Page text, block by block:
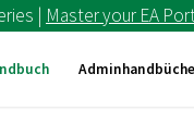
| Master your EA